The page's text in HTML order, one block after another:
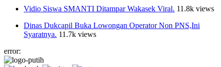
Vidio Siswa SMANTI Ditampar Wakasek Viral. 11.8k views
Dinas Dukcapil Buka Lowongan Operator Non PNS,Ini
Syaratnya. 11.7k views
error: